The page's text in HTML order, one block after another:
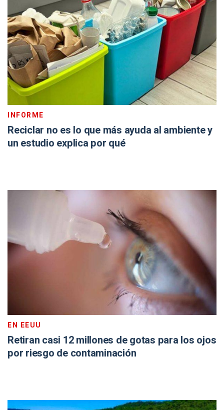
INFORME
Reciclar no es lo que más ayuda al ambiente y
un estudio explica por qué
EN EEUU
Retiran casi 12 millones de gotas para los ojos
por riesgo de contaminación